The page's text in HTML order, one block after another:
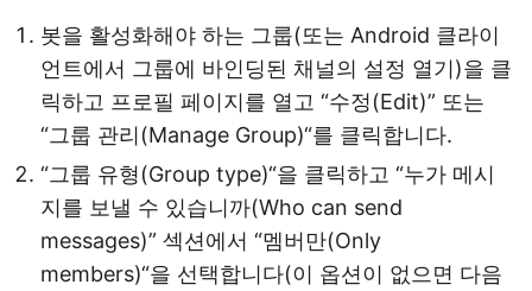
봇을 활성화해야 하는 그룹(또는 Android 클라이
언트에서 그룹에 바인딩된 채널의 설정 열기)을 클
릭하고 프로필 페이지를 열고 “수정(Edit)” 또는
“그룹 관리(Manage Group)“를 클릭합니다.
“그룹 유형(Group type)“을 클릭하고 “누가 메시
지를 보낼 수 있습니까(Who can send
messages)” 섹션에서 “멤버만(Only
members)“을 선택합니다(이 옵션이 없으면 다음